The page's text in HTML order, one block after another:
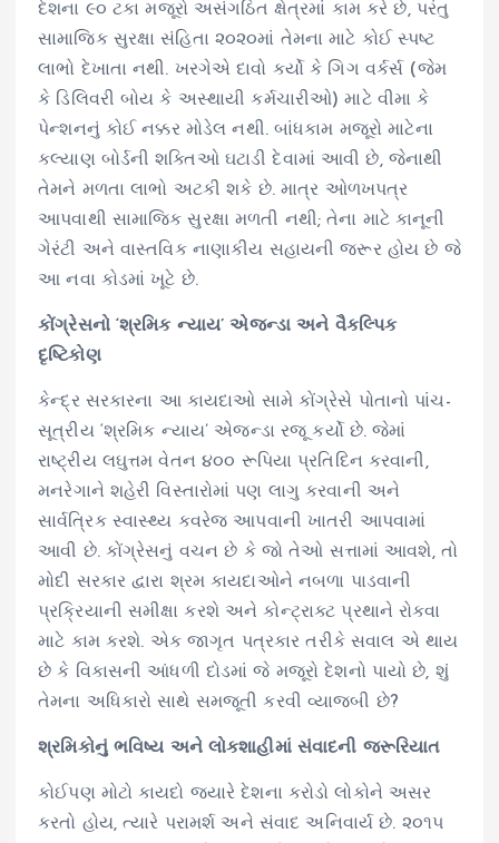
દેશના ૯૦ ટકા મજૂરો અસંગઠિત ક્ષેત્રમાં કામ કરે છે, પરંતુ
સામાજિક સુરક્ષા સંહિતા ૨૦૨૦માં તેમના માટે કોઈ સ્પષ્ટ
લાભો દેખાતા નથી. ખરગેએ દાવો કર્યો કે ગિગ વર્કર્સ (જેમ
કે ડિલિવરી બોય કે અસ્થાયી કર્મચારીઓ) માટે વીમા કે
પેન્શનનું કોઈ નક્કર મોડેલ નથી. બાંધકામ મજૂરો માટેના
કલ્યાણ બોર્ડની શક્તિઓ ઘટાડી દેવામાં આવી છે, જેનાથી
તેમને મળતા લાભો અટકી શકે છે. માત્ર ઓળખપત્ર
આપવાથી સામાજિક સુરક્ષા મળતી નથી; તેના માટે કાનૂની
ગેરંટી અને વાસ્તવિક નાણાકીય સહાયની જરૂર હોય છે જે
આ નવા કોડમાં ખૂટે છે.
કોંગ્રેસનો ‘શ્રમિક ન્યાય’ એજન્ડા અને વૈકલ્પિક
દૃષ્ટિકોણ
કેન્દ્ર સરકારના આ કાયદાઓ સામે કોંગ્રેસે પોતાનો પાંચ-
સૂત્રીય ‘શ્રમિક ન્યાય’ એજન્ડા રજૂ કર્યો છે. જેમાં
રાષ્ટ્રીય લઘુત્તમ વેતન ૪૦૦ રૂપિયા પ્રતિદિન કરવાની,
મનરેગાને શહેરી વિસ્તારોમાં પણ લાગુ કરવાની અને
સાર્વત્રિક સ્વાસ્થ્ય કવરેજ આપવાની ખાતરી આપવામાં
આવી છે. કોંગ્રેસનું વચન છે કે જો તેઓ સત્તામાં આવશે, તો
મોદી સરકાર દ્વારા શ્રમ કાયદાઓને નબળા પાડવાની
પ્રક્રિયાની સમીક્ષા કરશે અને કોન્ટ્રાક્ટ પ્રથાને રોકવા
માટે કામ કરશે. એક જાગૃત પત્રકાર તરીકે સવાલ એ થાય
છે કે વિકાસની આંધળી દોડમાં જે મજૂરો દેશનો પાયો છે, શું
તેમના અધિકારો સાથે સમજૂતી કરવી વ્યાજબી છે?
શ્રમિકોનું ભવિષ્ય અને લોકશાહીમાં સંવાદની જરૂરિયાત
કોઈપણ મોટો કાયદો જ્યારે દેશના કરોડો લોકોને અસર
કરતો હોય, ત્યારે પરામર્શ અને સંવાદ અનિવાર્ય છે. ૨૦૧૫